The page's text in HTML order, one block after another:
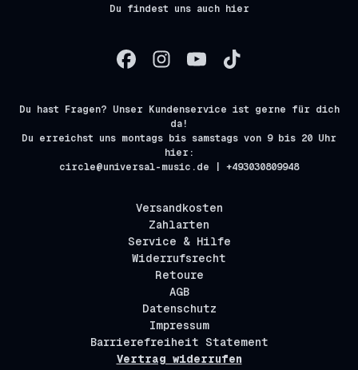
Du findest uns auch hier
Du hast Fragen? Unser Kundenservice ist gerne für dich
da!
Du erreichst uns montags bis samstags von 9 bis 20 Uhr
hier:
circle@universal-music.de | +493030809948
Versandkosten
Zahlarten
Service & Hilfe
Widerrufsrecht
Retoure
AGB
Datenschutz
Impressum
Barrierefreiheit Statement
Vertrag widerrufen